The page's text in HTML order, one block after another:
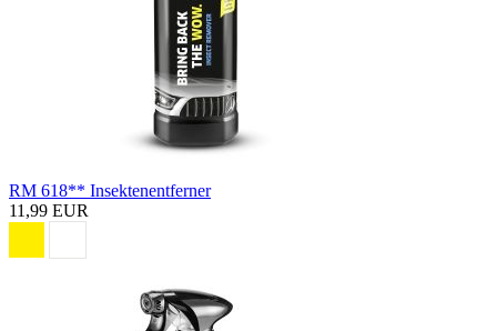
RM 618** Insektenentferner
11,99 EUR